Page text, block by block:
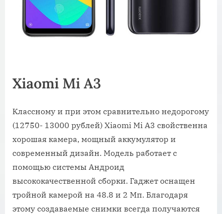
Xiaomi Mi A3
Классному и при этом сравнительно недорогому
(12750- 13000 рублей) Xiaomi Mi A3 свойственна
хорошая камера, мощный аккумулятор и
современный дизайн. Модель работает с
помощью системы Андроид
высококачественной сборки. Гаджет оснащен
тройной камерой на 48.8 и 2 Мп. Благодаря
этому создаваемые снимки всегда получаются